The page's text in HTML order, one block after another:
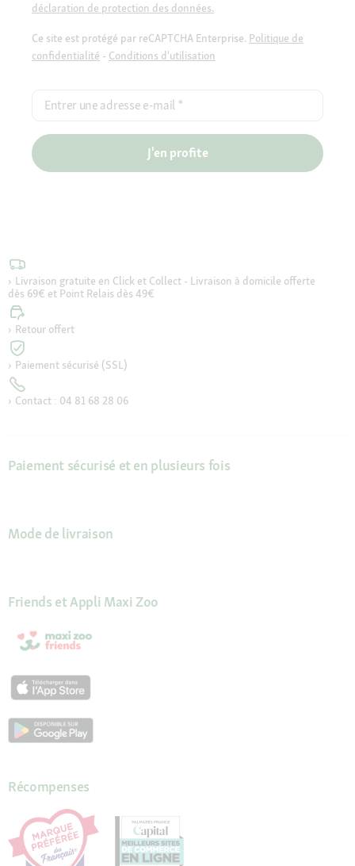
déclaration de protection des données.
Ce site est protégé par reCAPTCHA Enterprise. Politique de
confidentialité - Conditions d'utilisation
Entrer une adresse e-mail *
J'en profite
Livraison gratuite en Click et Collect - Livraison à domicile offerte
dès 69€ et Point Relais dès 49€
Retour offert
Paiement sécurisé (SSL)
Contact : 04 81 68 28 06
Paiement sécurisé et en plusieurs fois
Mode de livraison
Friends et Appli Maxi Zoo
Récompenses